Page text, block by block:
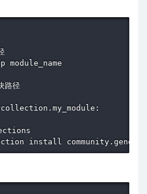
路径
install community.general